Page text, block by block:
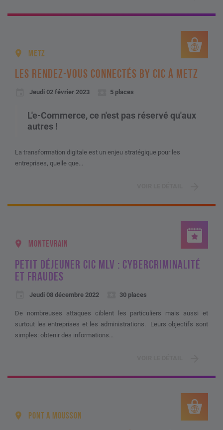
METZ
LES RENDEZ-VOUS CONNECTÉS BY CIC À METZ
Jeudi 02 février 2023 5 places
L'e-Commerce, ce n'est pas réservé qu'aux
autres !
La transformation digitale est un enjeu stratégique pour les
entreprises, quelle que...
MONTEVRAIN
PETIT DÉJEUNER CIC MLV : CYBERCRIMINALITÉ
ET FRAUDES
Jeudi 08 décembre 2022 30 places
De nombreuses attaques ciblent les particuliers mais aussi et
surtout les entreprises et les administrations. Leurs objectifs sont
simples: obtenir des informations...
PONT A MOUSSON